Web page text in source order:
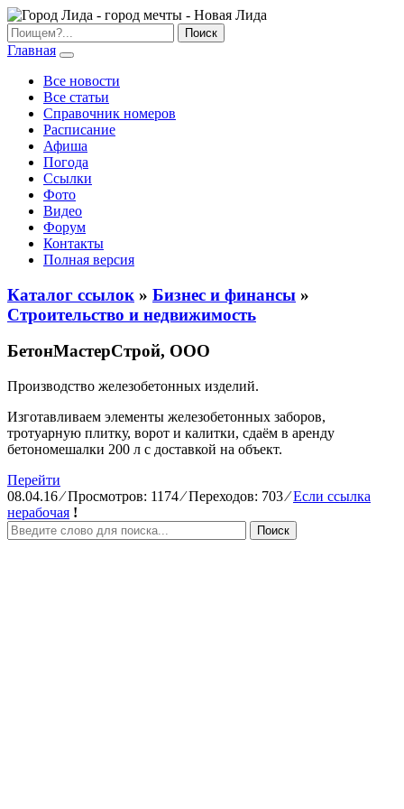
Главная
Все новости
Все статьи
Справочник номеров
Расписание
Афиша
Погода
Ссылки
Фото
Видео
Форум
Контакты
Полная версия
Каталог ссылок » Бизнес и финансы »
Строительство и недвижимость
БетонМастерСтрой, ООО
Производство железобетонных изделий.
Изготавливаем элементы железобетонных заборов,
тротуарную плитку, ворот и калитки, сдаём в аренду
бетономешалки 200 л с доставкой на объект.
Перейти
08.04.16⁄Просмотров: 1174⁄Переходов: 703⁄ Если ссылка
нерабочая !
Поиск